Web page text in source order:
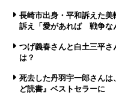
長崎市出身・平和訴えた
訴え「愛があれば 戦争な
つげ義春さんと白土三平
は？
死去した丹羽宇一郎さん
ど読書』ベストセラーに